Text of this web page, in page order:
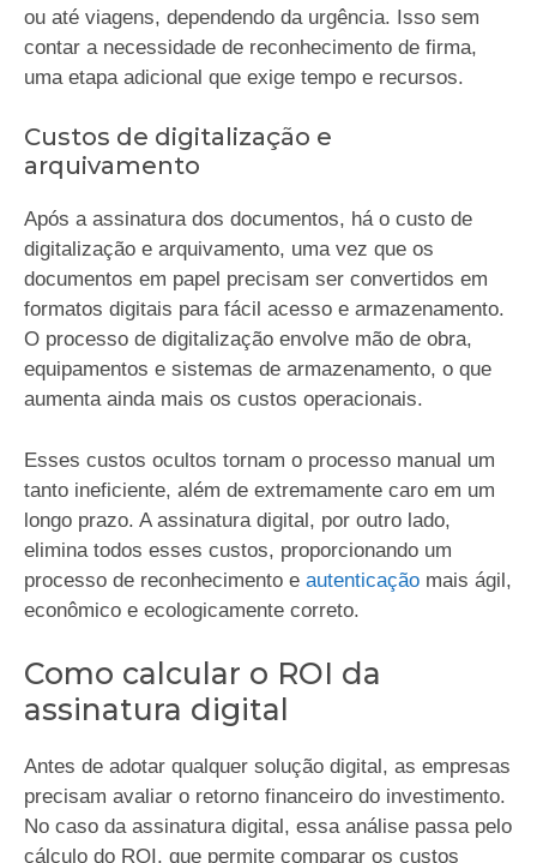
ou até viagens, dependendo da urgência. Isso sem
contar a necessidade de reconhecimento de firma,
uma etapa adicional que exige tempo e recursos.
Custos de digitalização e
arquivamento
Após a assinatura dos documentos, há o custo de
digitalização e arquivamento, uma vez que os
documentos em papel precisam ser convertidos em
formatos digitais para fácil acesso e armazenamento.
O processo de digitalização envolve mão de obra,
equipamentos e sistemas de armazenamento, o que
aumenta ainda mais os custos operacionais.
Esses custos ocultos tornam o processo manual um
tanto ineficiente, além de extremamente caro em um
longo prazo. A assinatura digital, por outro lado,
elimina todos esses custos, proporcionando um
processo de reconhecimento e autenticação mais ágil,
econômico e ecologicamente correto.
Como calcular o ROI da
assinatura digital
Antes de adotar qualquer solução digital, as empresas
precisam avaliar o retorno financeiro do investimento.
No caso da assinatura digital, essa análise passa pelo
cálculo do ROI, que permite comparar os custos